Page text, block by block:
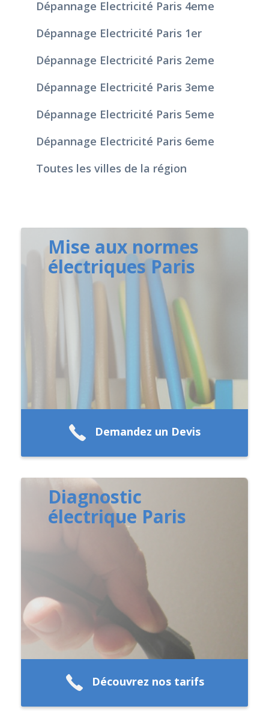
Dépannage Electricité Paris 4eme
Dépannage Electricité Paris 1er
Dépannage Electricité Paris 2eme
Dépannage Electricité Paris 3eme
Dépannage Electricité Paris 5eme
Dépannage Electricité Paris 6eme
Toutes les villes de la région
Mise aux normes
électriques Paris
Demandez un Devis
Diagnostic
électrique Paris
Découvrez nos tarifs